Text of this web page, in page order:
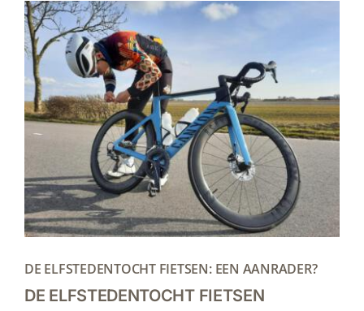
Bekijk
grotere
afbeelding
DE ELFSTEDENTOCHT FIETSEN: EEN AANRADER?
DE ELFSTEDENTOCHT FIETSEN